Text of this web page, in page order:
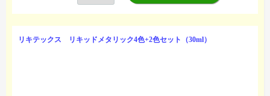
リキテックス リキッドメタリック4色+2色セット（30ml）